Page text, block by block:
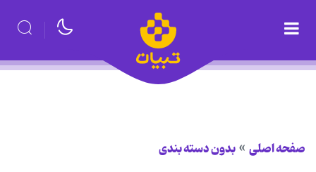
صفحه اصلی بدون دسته بندی